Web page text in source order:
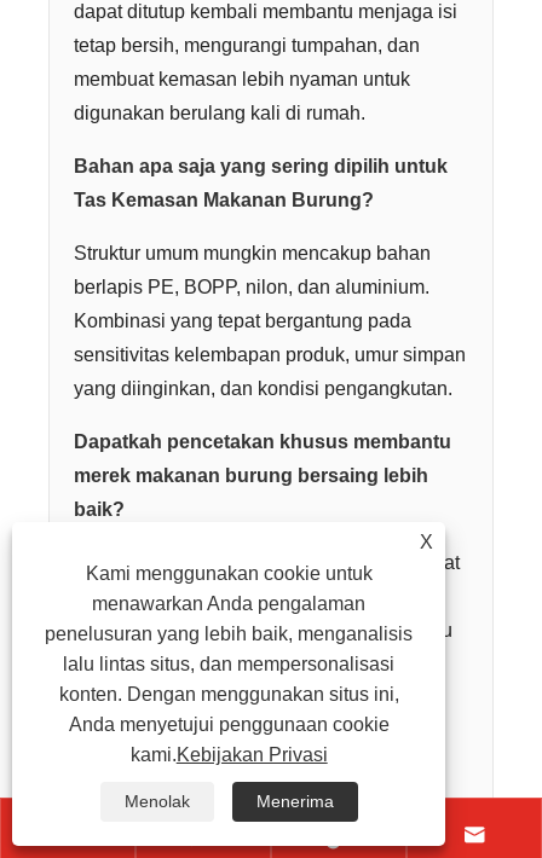
dapat ditutup kembali membantu menjaga isi
tetap bersih, mengurangi tumpahan, dan
membuat kemasan lebih nyaman untuk
digunakan berulang kali di rumah.
Bahan apa saja yang sering dipilih untuk
Tas Kemasan Makanan Burung?
Struktur umum mungkin mencakup bahan
berlapis PE, BOPP, nilon, dan aluminium.
Kombinasi yang tepat bergantung pada
sensitivitas kelembapan produk, umur simpan
yang diinginkan, dan kondisi pengangkutan.
Dapatkah pencetakan khusus membantu
merek makanan burung bersaing lebih
baik?
Ya. Hasil cetak yang jelas dan menarik dapat
membuat produk lebih mudah dikenali,
meningkatkan daya tarik rak, dan membantu
pembeli memahami tingkat kualitas dan
manfaat penggunaan pakan dengan lebih
cepat.
Bagaimana cara memilih gaya tas yang
tepat untuk produk saya?

X
Kami menggunakan cookie untuk
menawarkan Anda pengalaman
penelusuran yang lebih baik, menganalisis
lalu lintas situs, dan mempersonalisasi
konten. Dengan menggunakan situs ini,
Anda menyetujui penggunaan cookie
kami.Kebijakan Privasi
Menolak Menerima